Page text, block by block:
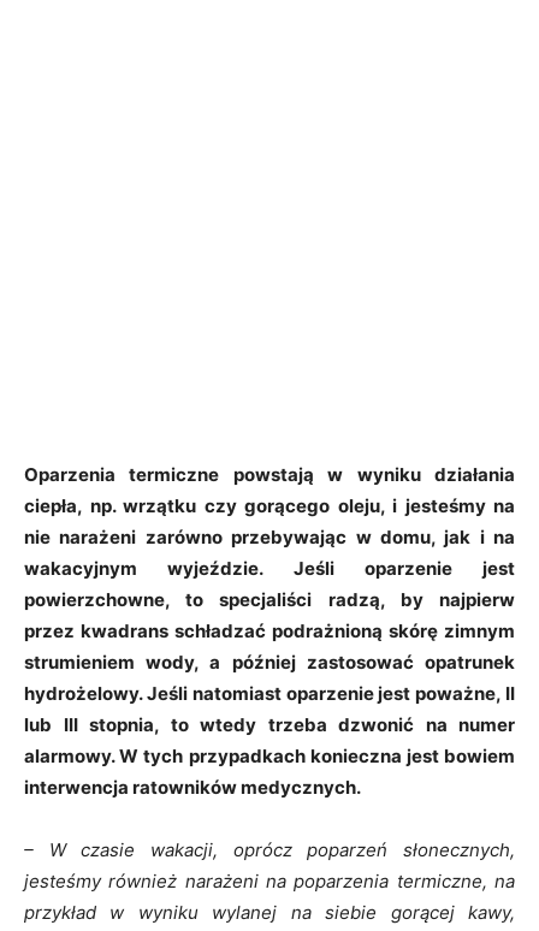
Oparzenia termiczne powstają w wyniku działania
ciepła, np. wrzątku czy gorącego oleju, i jesteśmy na
nie narażeni zarówno przebywając w domu, jak i na
wakacyjnym wyjeździe. Jeśli oparzenie jest
powierzchowne, to specjaliści radzą, by najpierw
przez kwadrans schładzać podrażnioną skórę zimnym
strumieniem wody, a później zastosować opatrunek
hydrożelowy. Jeśli natomiast oparzenie jest poważne, II
lub III stopnia, to wtedy trzeba dzwonić na numer
alarmowy. W tych przypadkach konieczna jest bowiem
interwencja ratowników medycznych.
– W czasie wakacji, oprócz poparzeń słonecznych,
jesteśmy również narażeni na poparzenia termiczne, na
przykład w wyniku wylanej na siebie gorącej kawy,